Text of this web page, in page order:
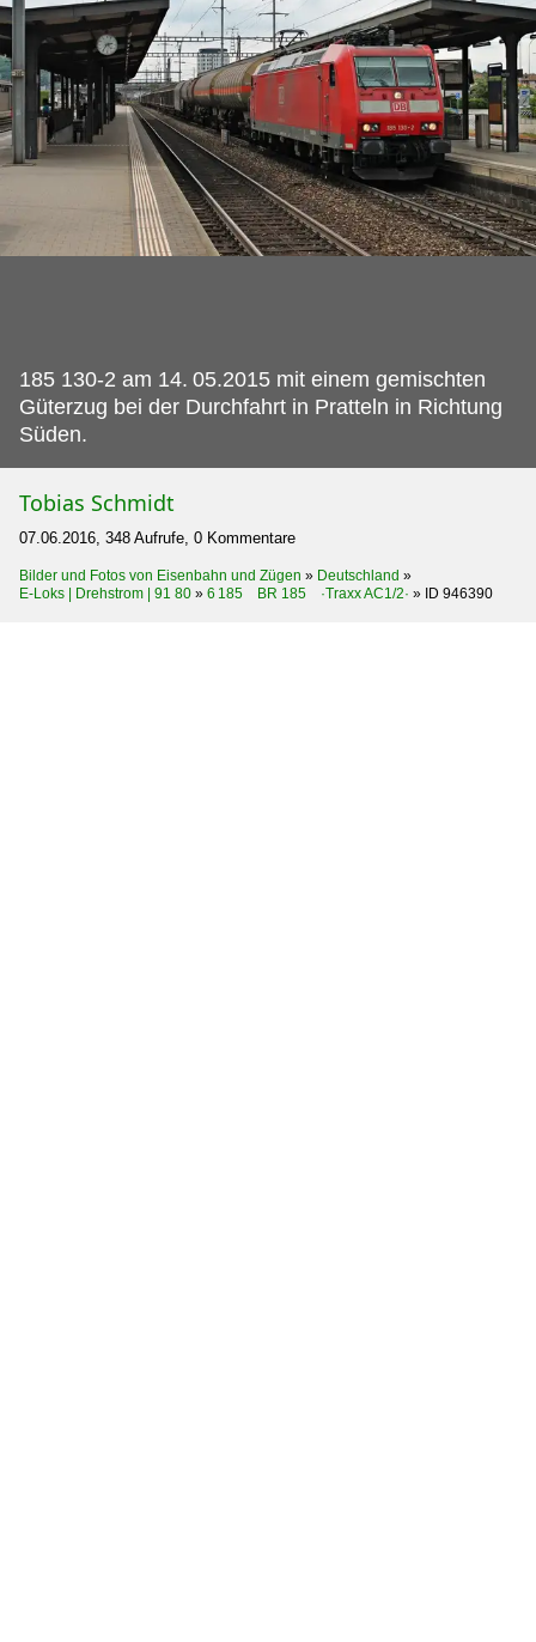
185 130-2 am 14. 05.2015 mit einem gemischten
Güterzug bei der Durchfahrt in Pratteln in Richtung
Süden.
Tobias Schmidt
07.06.2016, 348 Aufrufe, 0 Kommentare
Bilder und Fotos von Eisenbahn und Zügen » Deutschland »
E-Loks | Drehstrom | 91 80 » 6 185 BR 185 ·Traxx AC1/2· » ID 946390